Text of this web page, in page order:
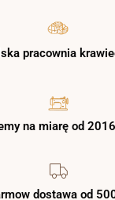
pracownia
na miarę od
dostawa od